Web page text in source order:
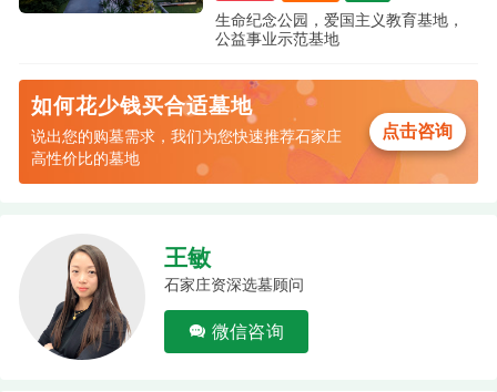
生命纪念公园，爱国主义教育基地，
公益事业示范基地
如何花少钱买合适墓地
说出您的购墓需求，我们为您快速推荐石家庄
高性价比的墓地
点击咨询
王敏
石家庄资深选墓顾问
微信咨询